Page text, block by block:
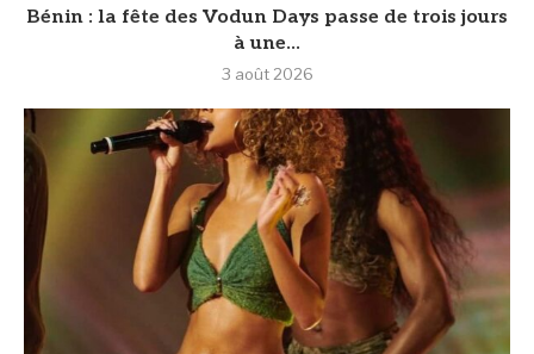
Bénin : la fête des Vodun Days passe de trois jours
à une...
3 août 2026